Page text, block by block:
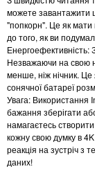
можете завантажити
"попкорн". Це як
до того, як ви
Незважаючи на свою
менше, ніж нічник.
сонячної батареї
Увага: Використання
бажання зберігати
намагаєтесь
кожну свою думку в
реакція на зустріч з
даних!